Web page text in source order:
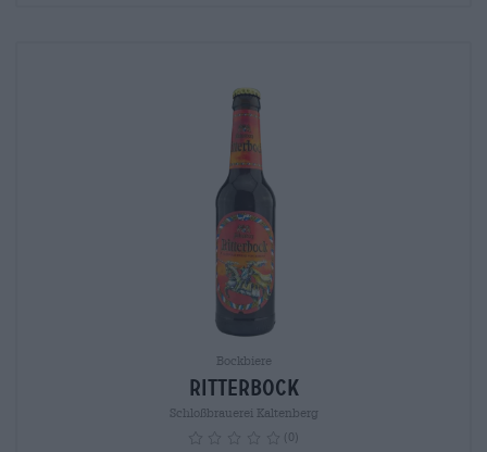
Bockbiere
Ritterbock
Schloßbrauerei Kaltenberg
(0)